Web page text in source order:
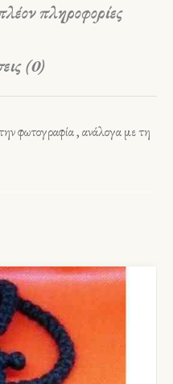
πληροφορίες
(0)
φωτογραφία , ανάλογα με τη